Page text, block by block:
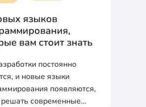
языков
вам стоит знать
постоянно
и новые языки
появляются,
современные